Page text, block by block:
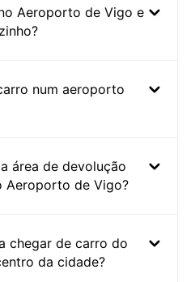
Aeroporto de Vigo e
num aeroporto
área de devolução
Aeroporto de Vigo?
chegar de carro do
da cidade?